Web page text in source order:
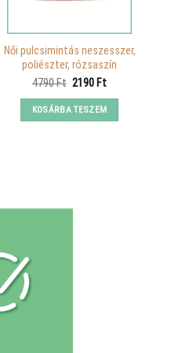
Női pulcsimintás neszesszer,
poliészter, rózsaszín
4790Ft Original
was:
4790 Ft.
2190 FtCurrent
is:
2190 Ft.
KOSÁRBA TESZEM